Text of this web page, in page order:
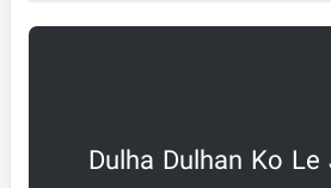
Dulha Dulhan Ko